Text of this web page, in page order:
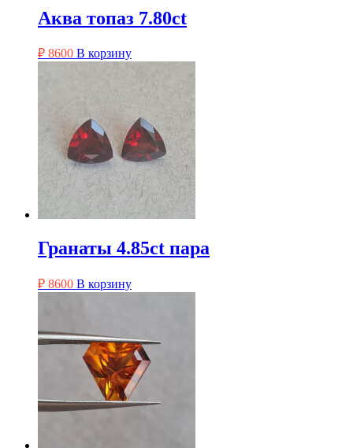
Аква топаз 7.80ct
₽ 8600 В корзину
Гранаты 4.85ct пара
₽ 8600 В корзину